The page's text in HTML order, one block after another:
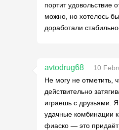
портит удовольствие
можно, но хотелось
доработали
avtodrug68
10
Не могу не отметить,
действительно
играешь с друзьями.
удачные комбинации
фиаско — это